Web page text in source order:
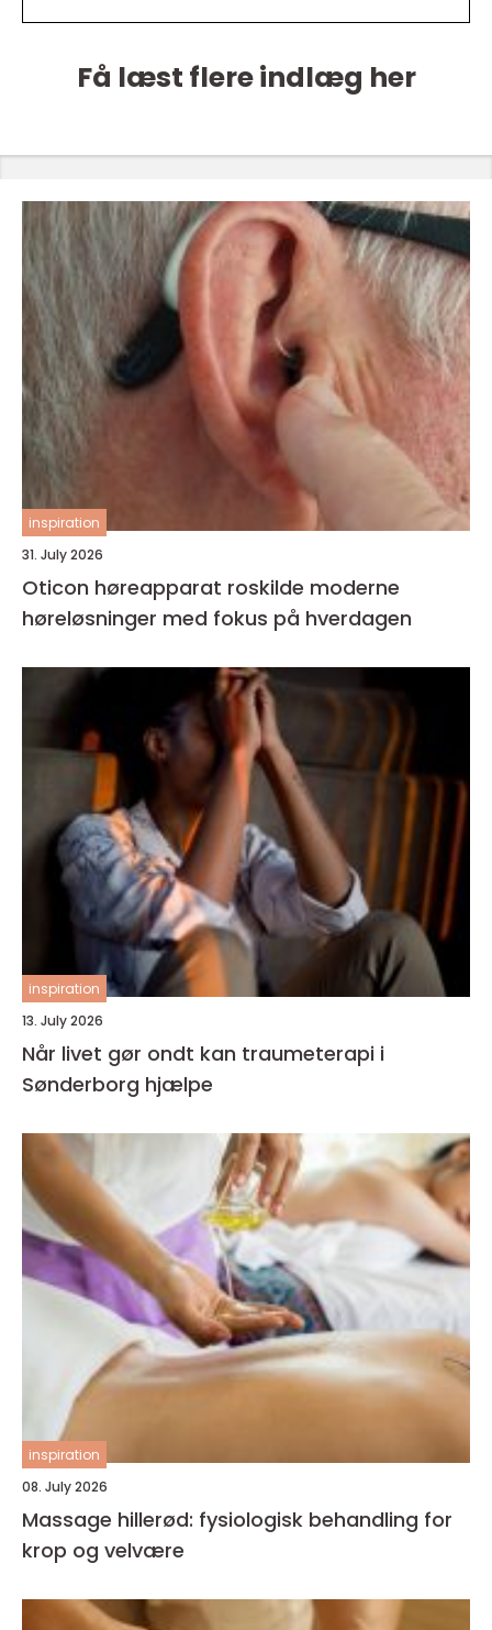
Få læst flere indlæg her
inspiration
31. July 2026
Oticon høreapparat roskilde moderne
høreløsninger med fokus på hverdagen
inspiration
13. July 2026
Når livet gør ondt kan traumeterapi i
Sønderborg hjælpe
inspiration
08. July 2026
Massage hillerød: fysiologisk behandling for
krop og velvære